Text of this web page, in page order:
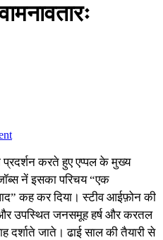
करते हुए एप्पल के मुख्य
नें इसका परिचय “एक
कह कर दिया। स्टीव आईफ़ोन की
उपस्थित जनसमूह हर्ष और करतल
दर्शाते जाते। ढाई साल की तैयारी से